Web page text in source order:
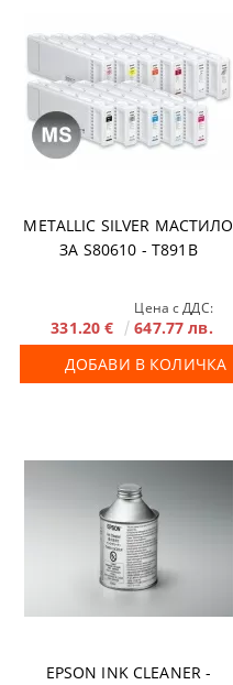
METALLIC SILVER МАСТИЛО
ЗA S80610 - T891B
Цена с ДДС:
331.20 €
647.77 лв.
ДОБАВИ В КОЛИЧКА
EPSON INK CLEANER -